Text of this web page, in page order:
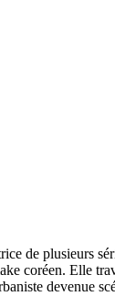
de plusieurs
coréen. Elle
devenue